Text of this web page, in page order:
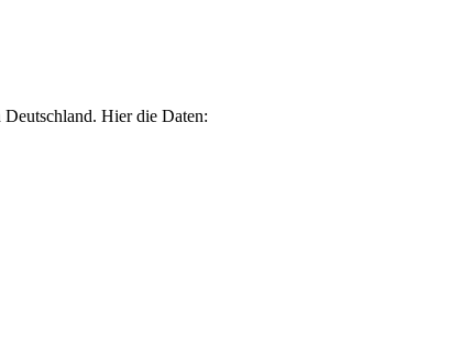
Hier die Daten: